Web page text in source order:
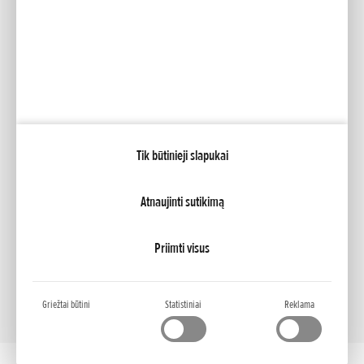
Tik būtinieji slapukai
Atnaujinti sutikimą
Priimti visus
Griežtai būtini Statistiniai Reklama
Lizingas Mano Honda